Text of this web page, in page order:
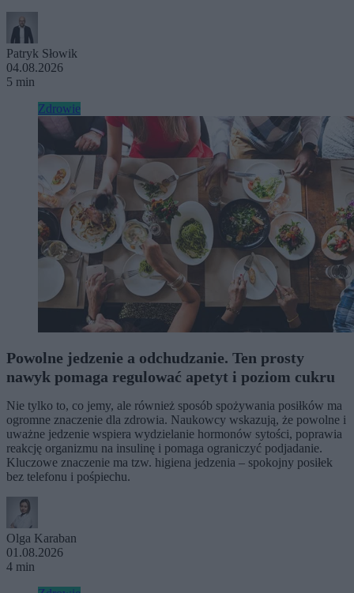
Patryk Słowik
04.08.2026
5 min
Zdrowie
Powolne jedzenie a odchudzanie. Ten prosty
nawyk pomaga regulować apetyt i poziom cukru
Nie tylko to, co jemy, ale również sposób spożywania posiłków ma
ogromne znaczenie dla zdrowia. Naukowcy wskazują, że powolne i
uważne jedzenie wspiera wydzielanie hormonów sytości, poprawia
reakcję organizmu na insulinę i pomaga ograniczyć podjadanie.
Kluczowe znaczenie ma tzw. higiena jedzenia – spokojny posiłek
bez telefonu i pośpiechu.
Olga Karaban
01.08.2026
4 min